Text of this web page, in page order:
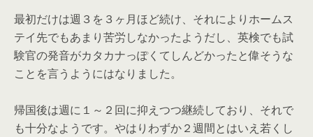
最初だけは週３を３ヶ月ほど続け、それによりホームス
テイ先でもあまり苦労しなかったようだし、英検でも試
験官の発音がカタカナっぽくてしんどかったと偉そうな
ことを言うようにはなりました。
帰国後は週に１～２回に抑えつつ継続しており、それで
も十分なようです。やはりわずか２週間とはいえ若くし